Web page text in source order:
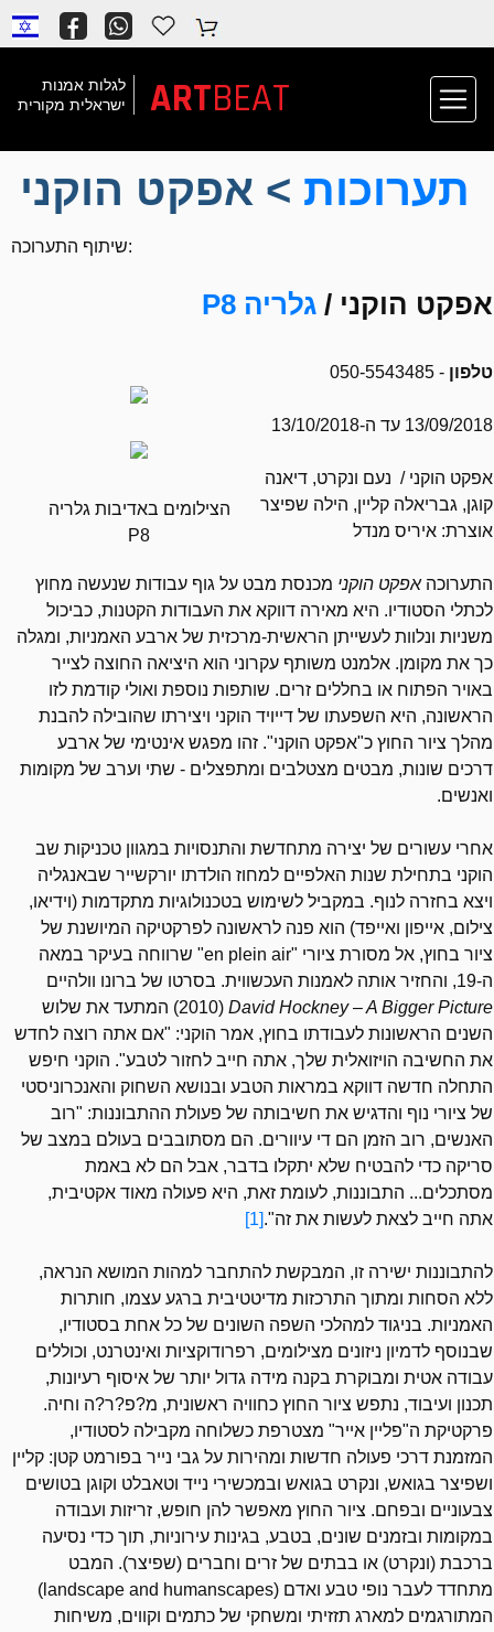
לגלות אמנות
ישראלית מקורית
ARTBEAT
תערוכות > אפקט הוקני
שיתוף התערוכה:
אפקט הוקני / גלריה P8
טלפון - 050-5543485
הצילומים באדיבות גלריה
P8
13/09/2018 עד ה-13/10/2018
אפקט הוקני / נעם ונקרט, דיאנה
קוגן, גבריאלה קליין, הילה שפיצר
אוצרת: איריס מנדל
התערוכהאפקט הוקני מכנסת מבט על גוף עבודות שנעשה מחוץ
לכתלי הסטודיו. היא מאירה דווקא את העבודות הקטנות, כביכול
משניות ונלוות לעשייתן הראשית-מרכזית של ארבע האמניות, ומגלה
כך את מקומן. אלמנט משותף עקרוני הוא היציאה החוצה לצייר
באויר הפתוח או בחללים זרים. שותפות נוספת ואולי קודמת לזו
הראשונה, היא השפעתו של דייויד הוקני ויצירתו שהובילה להבנת
מהלך ציור החוץ כ"אפקט הוקני". זהו מפגש אינטימי של ארבע
דרכים שונות, מבטים מצטלבים ומתפצלים - שתי וערב של מקומות
ואנשים.
אחרי עשורים של יצירה מתחדשת והתנסויות במגוון טכניקות שב
הוקני בתחילת שנות האלפיים למחוז הולדתו יורקשייר שבאנגליה
ויצא בחזרה לנוף. במקביל לשימוש בטכנולוגיות מתקדמות (וידיאו,
צילום, אייפון ואייפד) הוא פנה לראשונה לפרקטיקה המיושנת של
ציור בחוץ, אל מסורת ציורי "en plein air" שרווחה בעיקר במאה
ה-19, והחזיר אותה לאמנות העכשווית. בסרטו של ברונו וולהיים
David Hockney – A Bigger Picture
(2010) המתעד את שלוש
השנים הראשונות לעבודתו בחוץ, אמר הוקני: "אם אתה רוצה לחדש
את החשיבה הויזואלית שלך, אתה חייב לחזור לטבע". הוקני חיפש
התחלה חדשה דווקא במראות הטבע ובנושא השחוק והאנכרוניסטי
של ציורי נוף והדגיש את חשיבותה של פעולת ההתבוננות: "רוב
האנשים, רוב הזמן הם די עיוורים. הם מסתובבים בעולם במצב של
סריקה כדי להבטיח שלא יתקלו בדבר, אבל הם לא באמת
מסתכלים... התבוננות, לעומת זאת, היא פעולה מאוד אקטיבית,
אתה חייב לצאת לעשות את זה".[1]
להתבוננות ישירה זו, המבקשת להתחבר למהות המושא הנראה,
ללא הסחות ומתוך התרכזות מדיטטיבית ברגע עצמו, חותרות
האמניות. בניגוד למהלכי השפה השונים של כל אחת בסטודיו,
שבנוסף לדמיון ניזונים מצילומים, רפרודוקציות ואינטרנט, וכוללים
עבודה אטית ומבוקרת בקנה מידה גדול יותר של איסוף רעיונות,
תכנון ועיבוד, נתפש ציור החוץ כחוויה ראשונית, מ?פ?ר?ה וחיה.
פרקטיקת ה"פליין אייר" מצטרפת כשלוחה מקבילה לסטודיו,
המזמנת דרכי פעולה חדשות ומהירות על גבי נייר בפורמט קטן: קליין
ושפיצר בגואש, ונקרט בגואש ובמכשירי נייד וטאבלט וקוגן בטושים
צבעוניים ובפחם. ציור החוץ מאפשר להן חופש, זריזות ועבודה
במקומות ובזמנים שונים, בטבע, בגינות עירוניות, תוך כדי נסיעה
ברכבת (ונקרט) או בבתים של זרים וחברים (שפיצר). המבט
מתחדד לעבר נופי טבע ואדם landscape and humanscapes)
)
המתורגמים למארג תזזיתי ומשחקי של כתמים וקווים, משיחות